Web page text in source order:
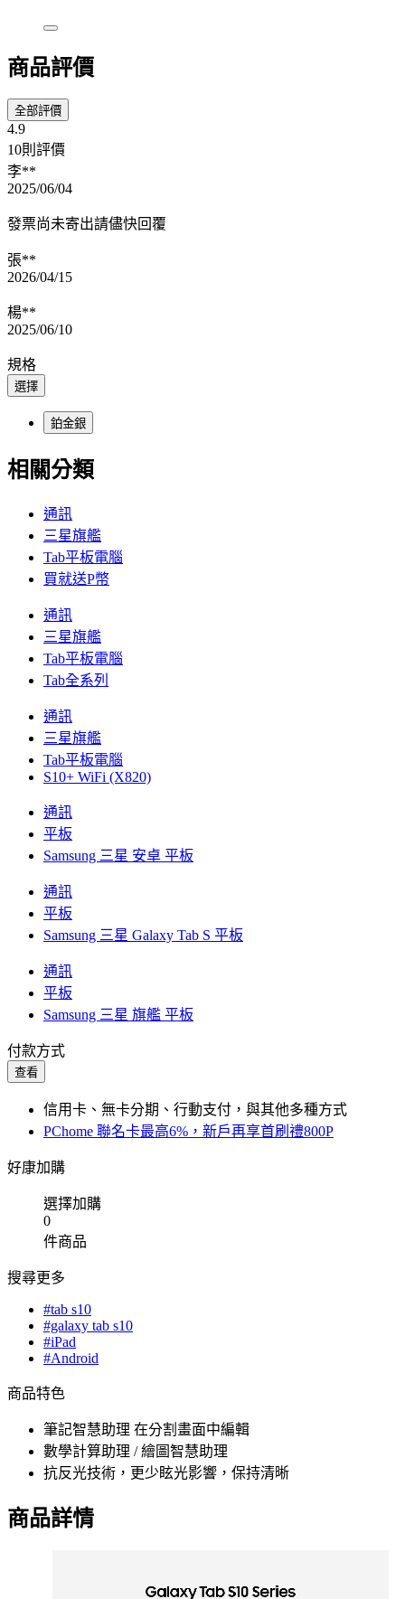
商品評價
全部評價
4.9
10則評價
李**
2025/06/04
發票尚未寄出請儘快回覆
張**
2026/04/15
楊**
2025/06/10
規格
選擇
鉑金銀
相關分類
通訊
三星旗艦
Tab平板電腦
買就送P幣
通訊
三星旗艦
Tab平板電腦
Tab全系列
通訊
三星旗艦
Tab平板電腦
S10+ WiFi (X820)
通訊
平板
Samsung 三星 安卓 平板
通訊
平板
Samsung 三星 Galaxy Tab S 平板
通訊
平板
Samsung 三星 旗艦 平板
付款方式
查看
信用卡、無卡分期、行動支付，與其他多種方式
PChome 聯名卡最高6%，新戶再享首刷禮800P
好康加購
選擇加購
0
件商品
搜尋更多
#tab s10
#galaxy tab s10
#iPad
#Android
商品特色
筆記智慧助理 在分割畫面中編輯
數學計算助理 / 繪圖智慧助理
抗反光技術，更少眩光影響，保持清晰
商品詳情